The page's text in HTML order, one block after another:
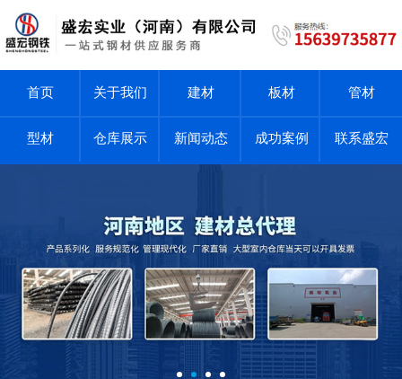
首页 关于我们 建材 板材 管材
型材 仓库展示 新闻动态 成功案例 联系盛宏